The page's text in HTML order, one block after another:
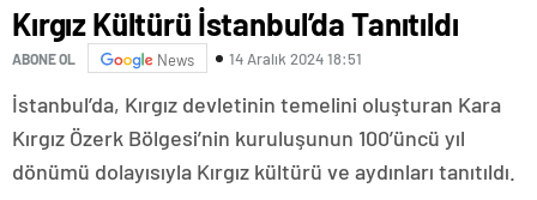
Kırgız Kültürü İstanbul’da Tanıtıldı
ABONE OL News 14 Aralık 2024 18:51
İstanbul’da, Kırgız devletinin temelini oluşturan Kara
Kırgız Özerk Bölgesi’nin kuruluşunun 100’üncü yıl
dönümü dolayısıyla Kırgız kültürü ve aydınları tanıtıldı.